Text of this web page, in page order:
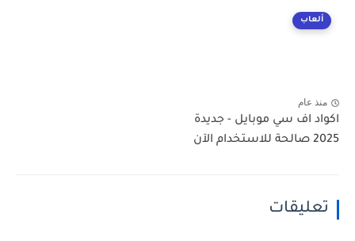
ألعاب
منذ عام
اكواد اف سي موبايل - جديدة
2025 صالحة للاستخدام الآن
تعليقات